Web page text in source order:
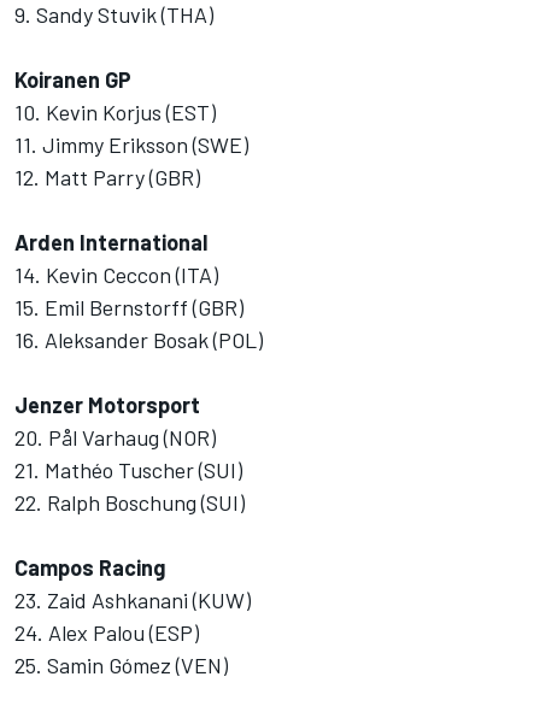
9. Sandy Stuvik (THA)
Koiranen GP
10. Kevin Korjus (EST)
11. Jimmy Eriksson (SWE)
12. Matt Parry (GBR)
Arden International
14. Kevin Ceccon (ITA)
15. Emil Bernstorff (GBR)
16. Aleksander Bosak (POL)
Jenzer Motorsport
20. Pål Varhaug (NOR)
21. Mathéo Tuscher (SUI)
22. Ralph Boschung (SUI)
Campos Racing
23. Zaid Ashkanani (KUW)
24. Alex Palou (ESP)
25. Samin Gómez (VEN)